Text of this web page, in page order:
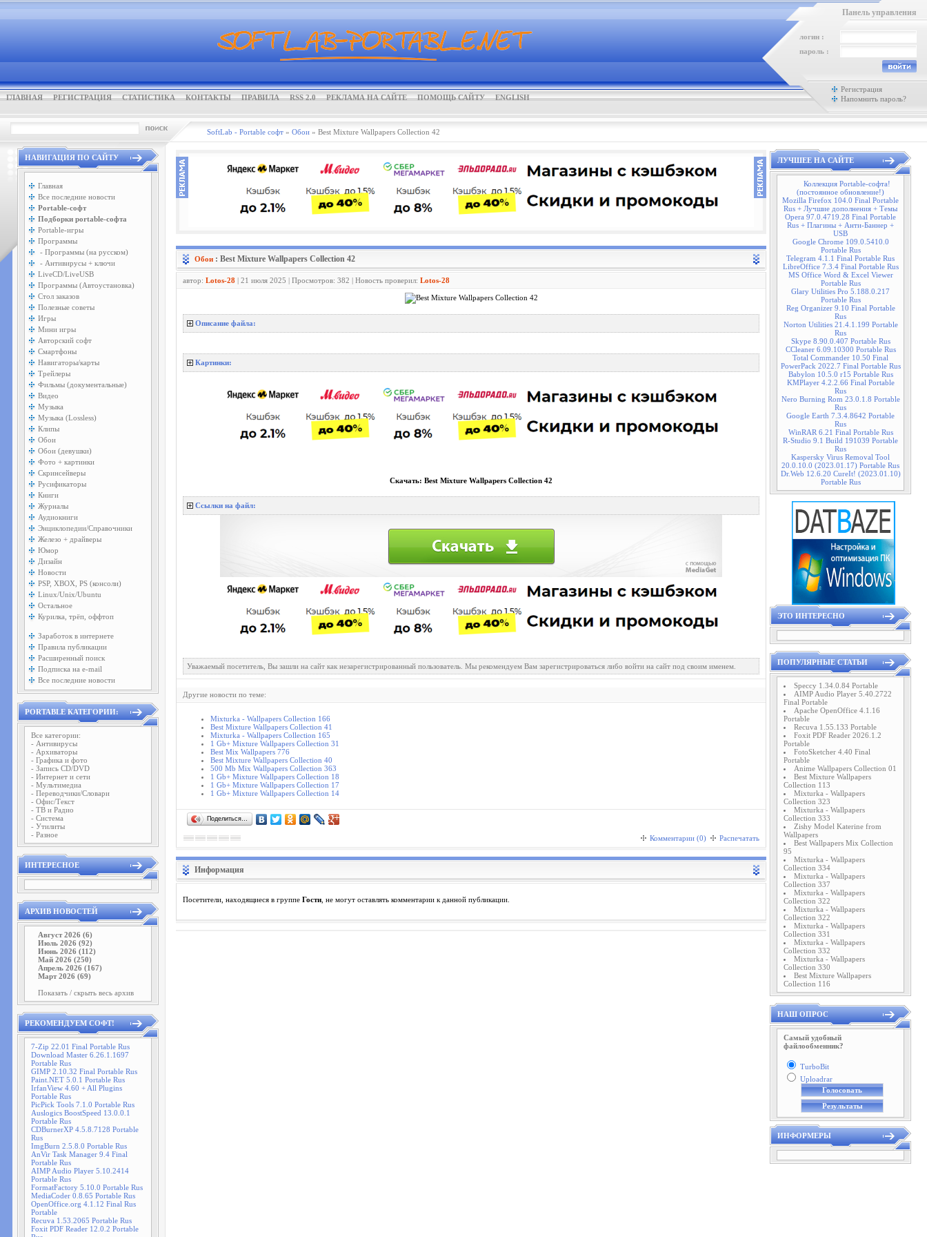
ГЛАВНАЯ РЕГИСТРАЦИЯ СТАТИСТИКА КОНТАКТЫ ПРАВИЛА RSS 2.0 РЕКЛАМА НА САЙТЕ ПОМОЩЬ САЙТУ ENGLISH
Панель управления
логин :
пароль :
Регистрация
Напомнить пароль?
SoftLab - Portable софт » Обои » Best Mixture Wallpapers Collection 42
НАВИГАЦИЯ ПО САЙТУ
Главная
Все последние новости
Portable-софт
Подборки portable-софта
Portable-игры
Программы
- Программы (на русском)
- Антивирусы + ключи
LiveCD/LiveUSB
Программы (Автоустановка)
Стол заказов
Полезные советы
Игры
Мини игры
Авторский софт
Смартфоны
Навигаторы/карты
Трейлеры
Фильмы (документальные)
Видео
Музыка
Музыка (Lossless)
Клипы
Обои
Обои (девушки)
Фото + картинки
Скринсейверы
Русификаторы
Книги
Журналы
Аудиокниги
Энциклопедии/Справочники
Железо + драйверы
Юмор
Дизайн
Новости
PSP, XBOX, PS (консоли)
Linux/Unix/Ubuntu
Остальное
Курилка, трёп, оффтоп
Заработок в интернете
Правила публикации
Расширенный поиск
Подписка на e-mail
Все последние новости
PORTABLE КАТЕГОРИИ:
Все категории:
- Антивирусы
- Архиваторы
- Графика и фото
- Запись CD/DVD
- Интернет и сети
- Мультимедиа
- Переводчики/Словари
- Офис/Текст
- ТВ и Радио
- Система
- Утилиты
- Разное
ИНТЕРЕСНОЕ
АРХИВ НОВОСТЕЙ
Август 2026 (6)
Июль 2026 (92)
Июнь 2026 (112)
Май 2026 (250)
Апрель 2026 (167)
Март 2026 (69)
Показать / скрыть весь архив
РЕКОМЕНДУЕМ СОФТ!
7-Zip 22.01 Final Portable Rus
Download Master 6.26.1.1697
Portable Rus
GIMP 2.10.32 Final Portable Rus
Paint.NET 5.0.1 Portable Rus
IrfanView 4.60 + All Plugins
Portable Rus
PicPick Tools 7.1.0 Portable Rus
Auslogics BoostSpeed 13.0.0.1
Portable Rus
CDBurnerXP 4.5.8.7128 Portable
Rus
ImgBurn 2.5.8.0 Portable Rus
AnVir Task Manager 9.4 Final
Portable Rus
AIMP Audio Player 5.10.2414
Portable Rus
FormatFactory 5.10.0 Portable Rus
MediaCoder 0.8.65 Portable Rus
OpenOffice.org 4.1.12 Final Rus
Portable
Recuva 1.53.2065 Portable Rus
Foxit PDF Reader 12.0.2 Portable
Обои : Best Mixture Wallpapers Collection 42
автор: Lotos-28 | 21 июля 2025 | Просмотров: 382 | Новость проверил: Lotos-28
Описание файла:
Картинки:
Скачать: Best Mixture Wallpapers Collection 42
Ссылки на файл:
Уважаемый посетитель, Вы зашли на сайт как незарегистрированный пользователь. Мы рекомендуем Вам зарегистрироваться либо войти на сайт под своим именем.
Другие новости по теме:
Mixturka - Wallpapers Collection 166
Best Mixture Wallpapers Collection 41
Mixturka - Wallpapers Collection 165
1 Gb+ Mixture Wallpapers Collection 31
Best Mix Wallpapers 776
Best Mixture Wallpapers Collection 40
500 Mb Mix Wallpapers Collection 363
1 Gb+ Mixture Wallpapers Collection 18
1 Gb+ Mixture Wallpapers Collection 17
1 Gb+ Mixture Wallpapers Collection 14
Поделиться…
Комментарии (0) Распечатать
Информация
Посетители, находящиеся в группе Гости , не могут оставлять комментарии к данной публикации.
ЛУЧШЕЕ НА САЙТЕ
Коллекция Portable-софта!
(постоянное обновление!)
Mozilla Firefox 104.0 Final Portable
Rus + Лучшие дополнения + Темы
Opera 97.0.4719.28 Final Portable
Rus + Плагины + Анти-Баннер +
USB
Google Chrome 109.0.5410.0
Portable Rus
Telegram 4.1.1 Final Portable Rus
LibreOffice 7.3.4 Final Portable Rus
MS Office Word & Excel Viewer
Portable Rus
Glary Utilities Pro 5.188.0.217
Portable Rus
Reg Organizer 9.10 Final Portable
Rus
Norton Utilities 21.4.1.199 Portable
Rus
Skype 8.90.0.407 Portable Rus
CCleaner 6.09.10300 Portable Rus
Total Commander 10.50 Final
PowerPack 2022.7 Final Portable Rus
Babylon 10.5.0 r15 Portable Rus
KMPlayer 4.2.2.66 Final Portable
Rus
Nero Burning Rom 23.0.1.8 Portable
Rus
Google Earth 7.3.4.8642 Portable
Rus
WinRAR 6.21 Final Portable Rus
R-Studio 9.1 Build 191039 Portable
Rus
Kaspersky Virus Removal Tool
20.0.10.0 (2023.01.17) Portable Rus
Dr.Web 12.6.20 CureIt! (2023.01.10)
Portable Rus
ЭТО ИНТЕРЕСНО
ПОПУЛЯРНЫЕ СТАТЬИ
Speccy 1.34.0.84 Portable
AIMP Audio Player 5.40.2722
Final Portable
Apache OpenOffice 4.1.16
Portable
Recuva 1.55.133 Portable
Foxit PDF Reader 2026.1.2
Portable
FotoSketcher 4.40 Final
Portable
Anime Wallpapers Collection 01
Best Mixture Wallpapers
Collection 113
Mixturka - Wallpapers
Collection 323
Mixturka - Wallpapers
Collection 333
Zishy Model Katerine from
Wallpapers
Best Wallpapers Mix Collection
95
Mixturka - Wallpapers
Collection 334
Mixturka - Wallpapers
Collection 337
Mixturka - Wallpapers
Collection 322
Mixturka - Wallpapers
Collection 322
Mixturka - Wallpapers
Collection 331
Mixturka - Wallpapers
Collection 332
Mixturka - Wallpapers
Collection 330
Best Mixture Wallpapers
Collection 116
НАШ ОПРОС
Самый удобный
файлообменник?
TurboBit
Uploadrar
ИНФОРМЕРЫ